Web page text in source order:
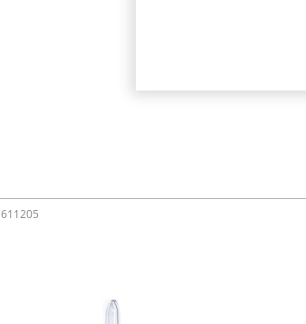
611205